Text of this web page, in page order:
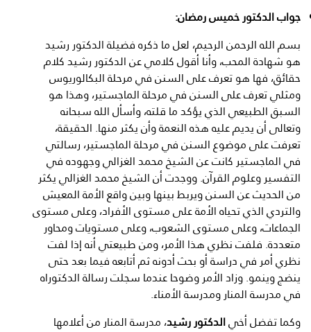
جواب الدكتور خميس رمضان:
بسم الله الرحمن الرحيم، لعل ما ذكره فضيلة الدكتور رشيد
هو شهادة المحب، وأنا أقول كلامي عن الدكتور رشيد كلام
حقائق، فها هو تعرف على السنن في مرحلة البكالوريوس
ومثلي تعرف على السنن في مرحلة الماجستير، وهذا هو
السبق الطبيعي الذي يؤكد ما قلته، وأسأل الله سبحانه
وتعالى أن يديم عليه هذه النعمة وأن يكثر منها. الحقيقة،
تعرفت على موضوع السنن في مرحلة الماجستير، رسالتي
في الماجستير كانت عن الشيخ محمد الغزالي وجهوده في
التفسير وعلوم القرآن. ووجدت أن الشيخ محمد الغزالي يكثر
من الحديث عن السنن ويربط بينها وبين واقع الأمة المعيش
والتردي الذي تحياه الأمة على مستوى الأفراد، وعلى مستوى
الجماعات، وعلى مستوى الشعوب، وعلى مستويات ومحاور
متعددة. فلفت نظري هذا الأمر، ومن طبيعتي أنه إذا لفت
نظري أمر في دراسة أو بحث أدونه ثم أتابعه فيما بعد حتى
ينضج وينمو. وزاد الأمر وضوحا عندما سجلت رسالة الدكتوراه
في مدرسة المنار ومدرسة الأمناء.
وكما تفضل أخيالدكتور رشيد، مدرسة المنار من أعلامها